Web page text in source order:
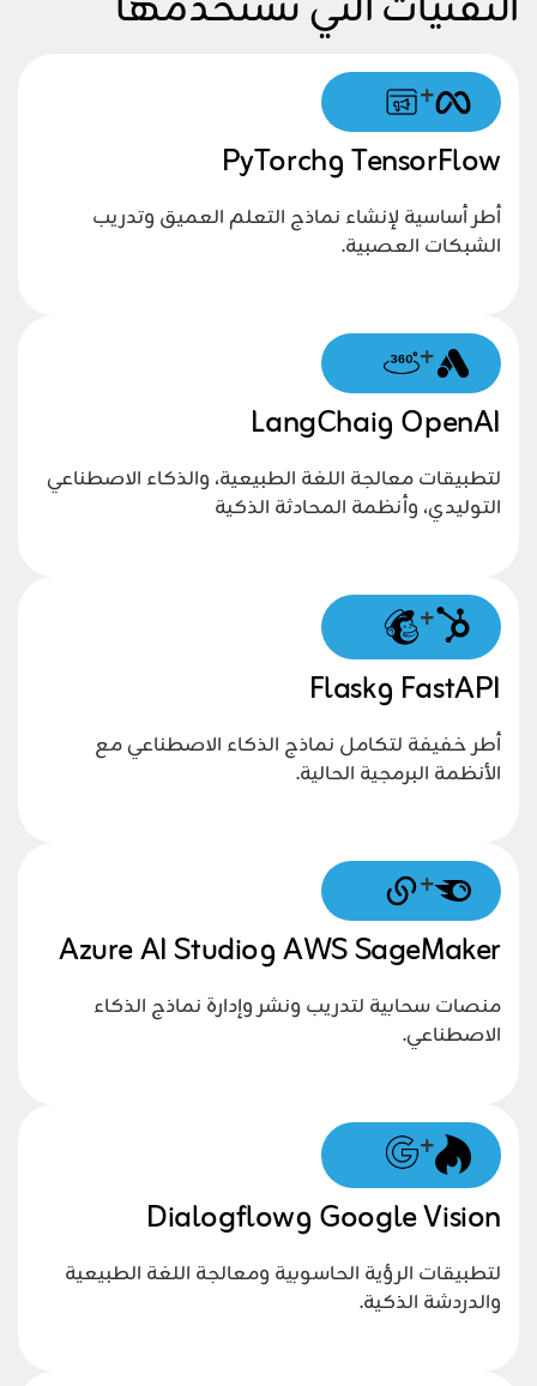
+
TensorFlow وPyTorch
أطر أساسية لإنشاء نماذج التعلم العميق وتدريب
الشبكات العصبية.
+
OpenAI وLangChai
لتطبيقات معالجة اللغة الطبيعية، والذكاء الاصطناعي
التوليدي، وأنظمة المحادثة الذكية
+
FastAPI وFlask
أطر خفيفة لتكامل نماذج الذكاء الاصطناعي مع
الأنظمة البرمجية الحالية.
+
AWS SageMaker وAzure AI Studio
منصات سحابية لتدريب ونشر وإدارة نماذج الذكاء
الاصطناعي.
+
Google Vision وDialogflow
لتطبيقات الرؤية الحاسوبية ومعالجة اللغة الطبيعية
والدردشة الذكية.